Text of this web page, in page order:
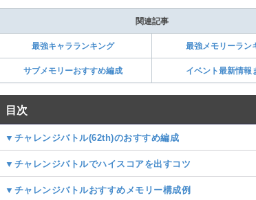
関連記事
最強キャラランキング 最強メモリーラン
サブメモリーおすすめ編成 イベント最新情報
目次
▼チャレンジバトル(62th)のおすすめ編成
▼チャレンジバトルでハイスコアを出すコツ
▼チャレンジバトルおすすめメモリー構成例